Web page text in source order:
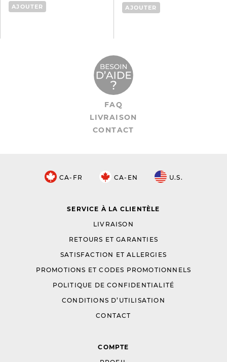
AJOUTER AJOUTER
FAQ
LIVRAISON
CONTACT
CA-FR CA-EN U.S.
SERVICE À LA CLIENTÈLE
LIVRAISON
RETOURS ET GARANTIES
SATISFACTION ET ALLERGIES
PROMOTIONS ET CODES PROMOTIONNELS
POLITIQUE DE CONFIDENTIALITÉ
CONDITIONS D’UTILISATION
CONTACT
COMPTE